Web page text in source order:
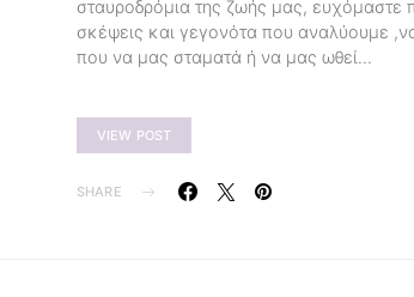
σταυροδρόμια της ζωής μας, ευχόμαστε
σκέψεις και γεγονότα που αναλύουμε
που να μας σταματά ή να μας ωθεί…
VIEW POST
SHARE